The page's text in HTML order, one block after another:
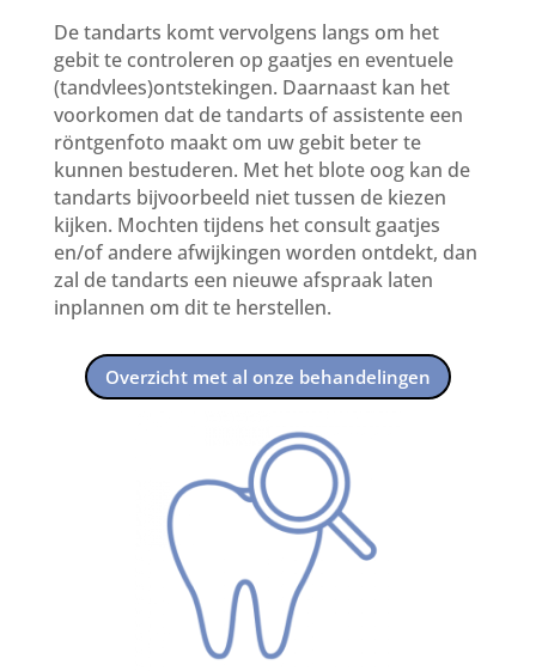
De tandarts komt vervolgens langs om het
gebit te controleren op gaatjes en eventuele
(tandvlees)ontstekingen. Daarnaast kan het
voorkomen dat de tandarts of assistente een
röntgenfoto maakt om uw gebit beter te
kunnen bestuderen. Met het blote oog kan de
tandarts bijvoorbeeld niet tussen de kiezen
kijken. Mochten tijdens het consult gaatjes
en/of andere afwijkingen worden ontdekt, dan
zal de tandarts een nieuwe afspraak laten
inplannen om dit te herstellen.
Overzicht met al onze behandelingen